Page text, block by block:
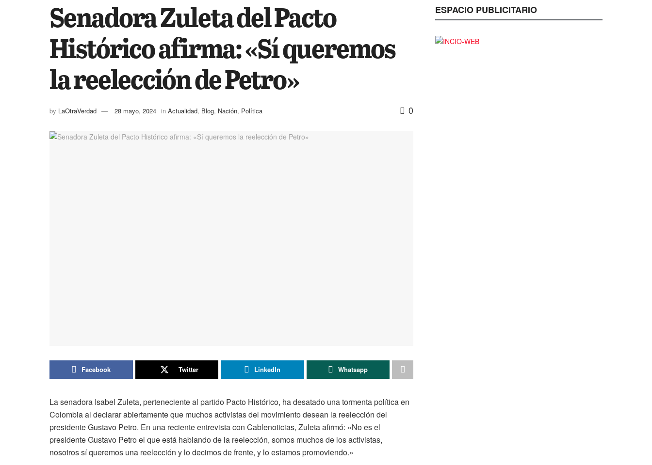
Senadora Zuleta del Pacto
Histórico afirma: «Sí queremos
la reelección de Petro»
by LaOtraVerdad 28 mayo, 2024 in Actualidad, Blog, Nación, Política 0
Facebook Twitter LinkedIn Whatsapp
La senadora Isabel Zuleta, perteneciente al partido Pacto Histórico, ha desatado una tormenta política en
Colombia al declarar abiertamente que muchos activistas del movimiento desean la reelección del
presidente Gustavo Petro. En una reciente entrevista con Cablenoticias, Zuleta afirmó: «No es el
presidente Gustavo Petro el que está hablando de la reelección, somos muchos de los activistas,
nosotros sí queremos una reelección y lo decimos de frente, y lo estamos promoviendo.»
ESPACIO PUBLICITARIO